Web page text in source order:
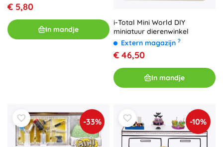
€ 5,80
In mandje
i-Total Mini World DIY
miniatuur dierenwinkel
Extern magazijn ?
€ 46,50
In mandje
-33% -10%